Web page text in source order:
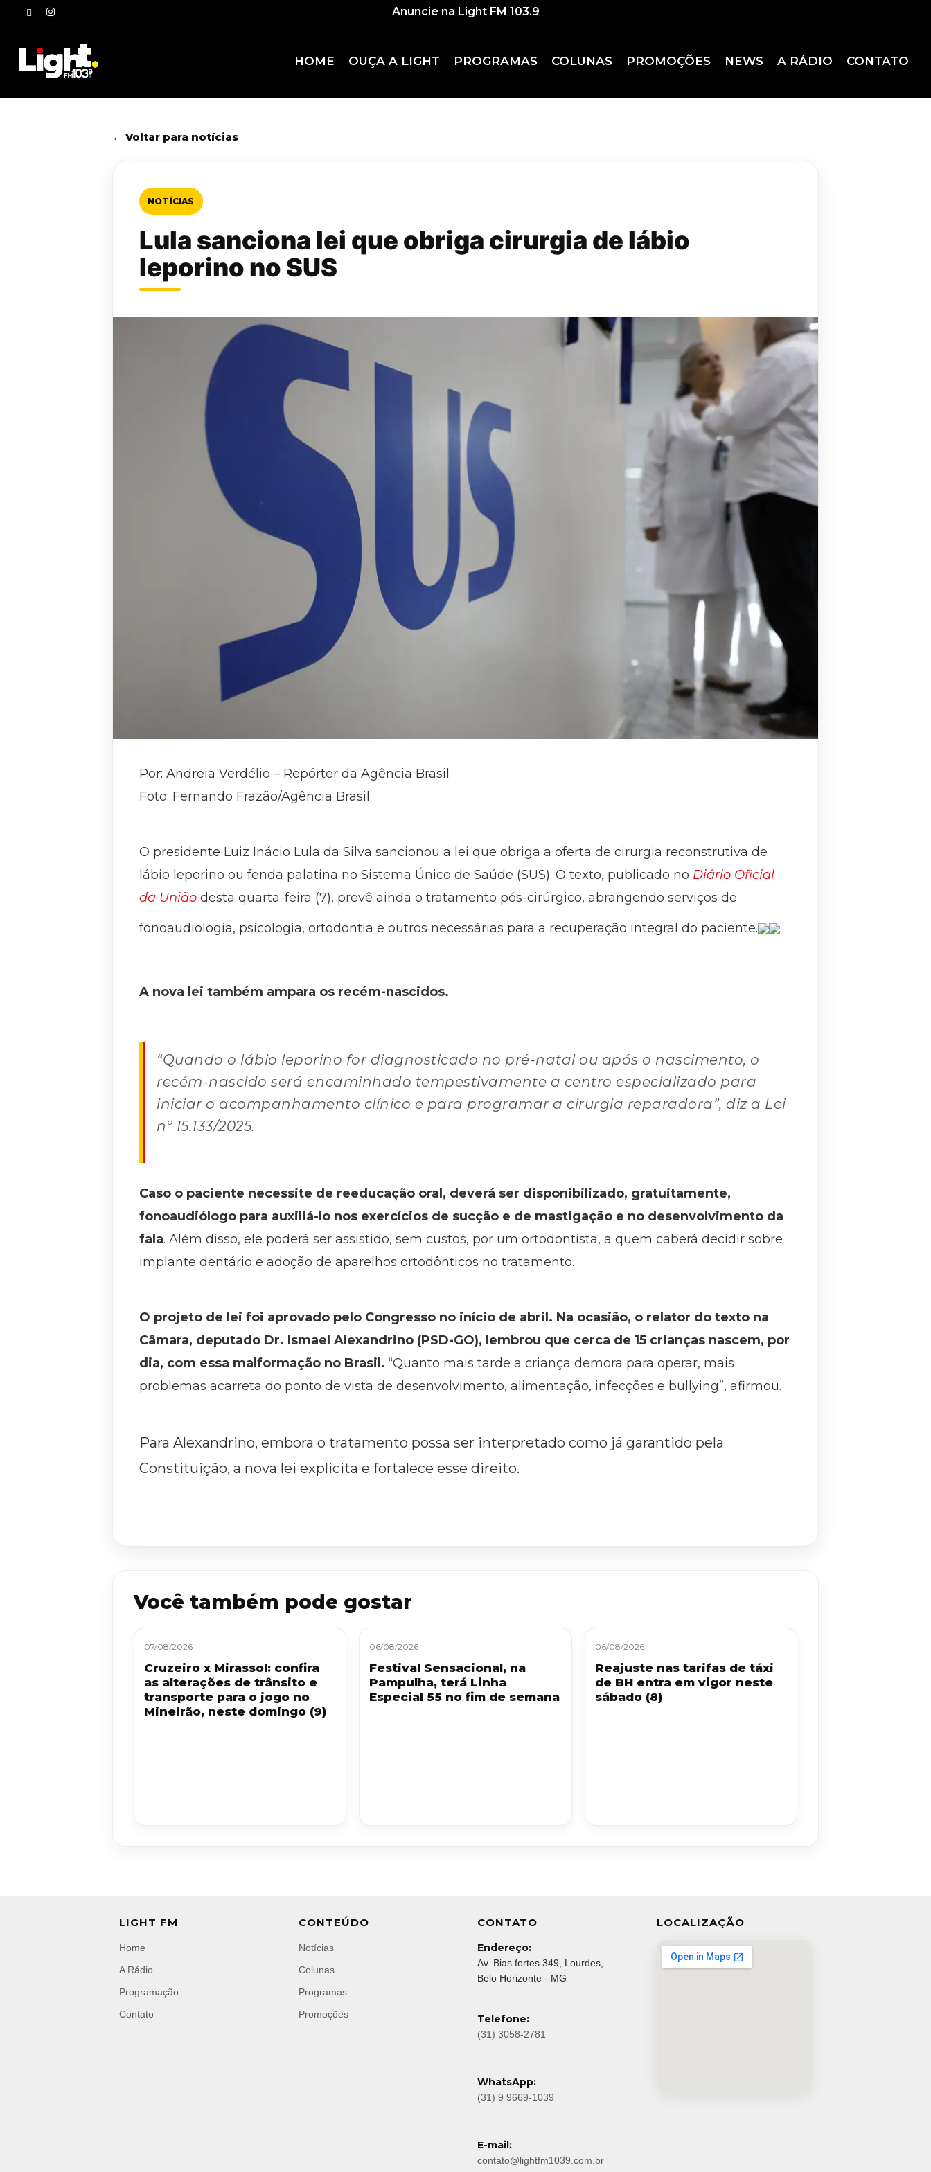
to
twitterinstagram Anuncie na Light FM 103.9
HOME OUÇA A LIGHT PROGRAMAS COLUNAS PROMOÇÕES NEWS A RÁDIO CONTATO
← Voltar para notícias
NOTÍCIAS
Lula sanciona lei que obriga cirurgia de lábio
leporino no SUS
Por: Andreia Verdélio – Repórter da Agência Brasil
Foto: Fernando Frazão/Agência Brasil
O presidente Luiz Inácio Lula da Silva sancionou a lei que obriga a oferta de cirurgia reconstrutiva de
lábio leporino ou fenda palatina no Sistema Único de Saúde (SUS). O texto, publicado no Diário Oficial
da União desta quarta-feira (7), prevê ainda o tratamento pós-cirúrgico, abrangendo serviços de
fonoaudiologia, psicologia, ortodontia e outros necessárias para a recuperação integral do paciente.
A nova lei também ampara os recém-nascidos.
“Quando o lábio leporino for diagnosticado no pré-natal ou após o nascimento, o
recém-nascido será encaminhado tempestivamente a centro especializado para
iniciar o acompanhamento clínico e para programar a cirurgia reparadora”, diz a Lei
nº 15.133/2025.
Caso o paciente necessite de reeducação oral, deverá ser disponibilizado, gratuitamente,
fonoaudiólogo para auxiliá-lo nos exercícios de sucção e de mastigação e no desenvolvimento da
fala. Além disso, ele poderá ser assistido, sem custos, por um ortodontista, a quem caberá decidir sobre
implante dentário e adoção de aparelhos ortodônticos no tratamento.
O projeto de lei foi aprovado pelo Congresso no início de abril. Na ocasião, o relator do texto na
Câmara, deputado Dr. Ismael Alexandrino (PSD-GO), lembrou que cerca de 15 crianças nascem, por
dia, com essa malformação no Brasil. “Quanto mais tarde a criança demora para operar, mais
problemas acarreta do ponto de vista de desenvolvimento, alimentação, infecções e bullying”, afirmou.
Para Alexandrino, embora o tratamento possa ser interpretado como já garantido pela
Constituição, a nova lei explicita e fortalece esse direito.
Você também pode gostar
07/08/2026
Cruzeiro x Mirassol: confira
as alterações de trânsito e
transporte para o jogo no
Mineirão, neste domingo (9)
06/08/2026
Festival Sensacional, na
Pampulha, terá Linha
Especial 55 no fim de semana
06/08/2026
Reajuste nas tarifas de táxi
de BH entra em vigor neste
sábado (8)
LIGHT FM
Home
A Rádio
Programação
Contato
CONTEÚDO
Notícias
Colunas
Programas
Promoções
CONTATO
Endereço:
Av. Bias fortes 349, Lourdes,
Belo Horizonte - MG
Telefone:
(31) 3058-2781
WhatsApp:
(31) 9 9669-1039
E-mail:
contato@lightfm1039.com.br
LOCALIZAÇÃO